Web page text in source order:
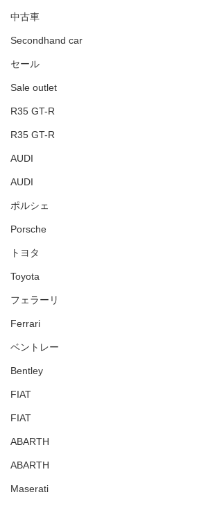
中古車
Secondhand car
セール
Sale outlet
R35 GT-R
R35 GT-R
AUDI
AUDI
ポルシェ
Porsche
トヨタ
Toyota
フェラーリ
Ferrari
ベントレー
Bentley
FIAT
FIAT
ABARTH
ABARTH
Maserati